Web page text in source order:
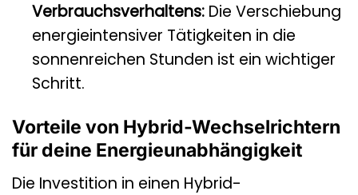
Verbrauchsverhaltens:Die Verschiebung
energieintensiver Tätigkeiten in die
sonnenreichen Stunden ist ein wichtiger
Schritt.
Vorteile von Hybrid-Wechselrichtern
für deine Energieunabhängigkeit
Die Investition in einen Hybrid-